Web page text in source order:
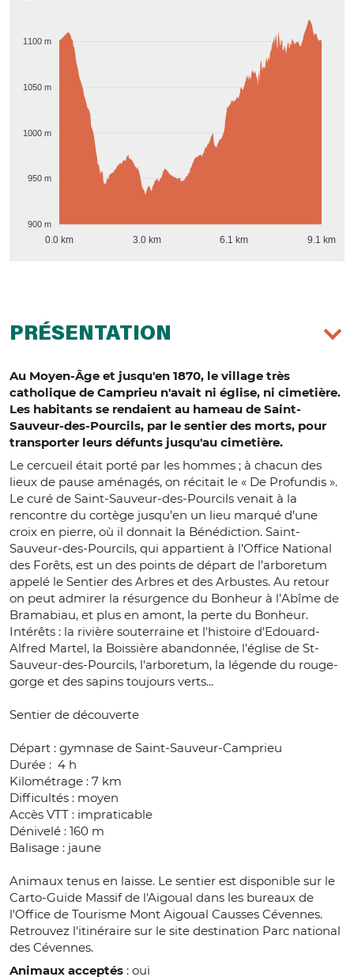
1100 m
1050 m
1000 m
950 m
900 m
0.0 km 3.0 km 6.1 km 9.1 km
PRÉSENTATION
Au Moyen-Âge et jusqu'en 1870, le village très
catholique de Camprieu n'avait ni église, ni cimetière.
Les habitants se rendaient au hameau de Saint-
Sauveur-des-Pourcils, par le sentier des morts, pour
transporter leurs défunts jusqu'au cimetière.
Le cercueil était porté par les hommes ; à chacun des
lieux de pause aménagés, on récitait le « De Profundis ».
Le curé de Saint-Sauveur-des-Pourcils venait à la
rencontre du cortège jusqu’en un lieu marqué d’une
croix en pierre, où il donnait la Bénédiction. Saint-
Sauveur-des-Pourcils, qui appartient à l’Office National
des Forêts, est un des points de départ de l’arboretum
appelé le Sentier des Arbres et des Arbustes. Au retour
on peut admirer la résurgence du Bonheur à l’Abîme de
Bramabiau, et plus en amont, la perte du Bonheur.
Intérêts : la rivière souterraine et l'histoire d'Edouard-
Alfred Martel, la Boissière abandonnée, l'église de St-
Sauveur-des-Pourcils, l'arboretum, la légende du rouge-
gorge et des sapins toujours verts...
Sentier de découverte
Départ : gymnase de Saint-Sauveur-Camprieu
Durée : 4 h
Kilométrage : 7 km
Difficultés : moyen
Accès VTT : impraticable
Dénivelé : 160 m
Balisage : jaune
Animaux tenus en laisse. Le sentier est disponible sur le
Carto-Guide Massif de l'Aigoual dans les bureaux de
l'Office de Tourisme Mont Aigoual Causses Cévennes.
Retrouvez l'itinéraire sur le site destination Parc national
des Cévennes.
Animaux acceptés : oui